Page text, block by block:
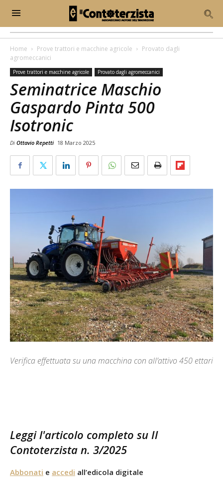
Home Prove trattori e macchine agricole
Provato dagli
agromeccanici
Prove trattori e macchine agricole Provato dagli agromeccanici
Seminatrice Maschio
Gaspardo Pinta 500
Isotronic
Di Ottavio Repetti 18 Marzo 2025
Verifica effettuata su una macchina con all’attivo 450 ettari
Leggi l'articolo completo su Il
Contoterzista n. 3/2025
Abbonati e accedi all’edicola digitale